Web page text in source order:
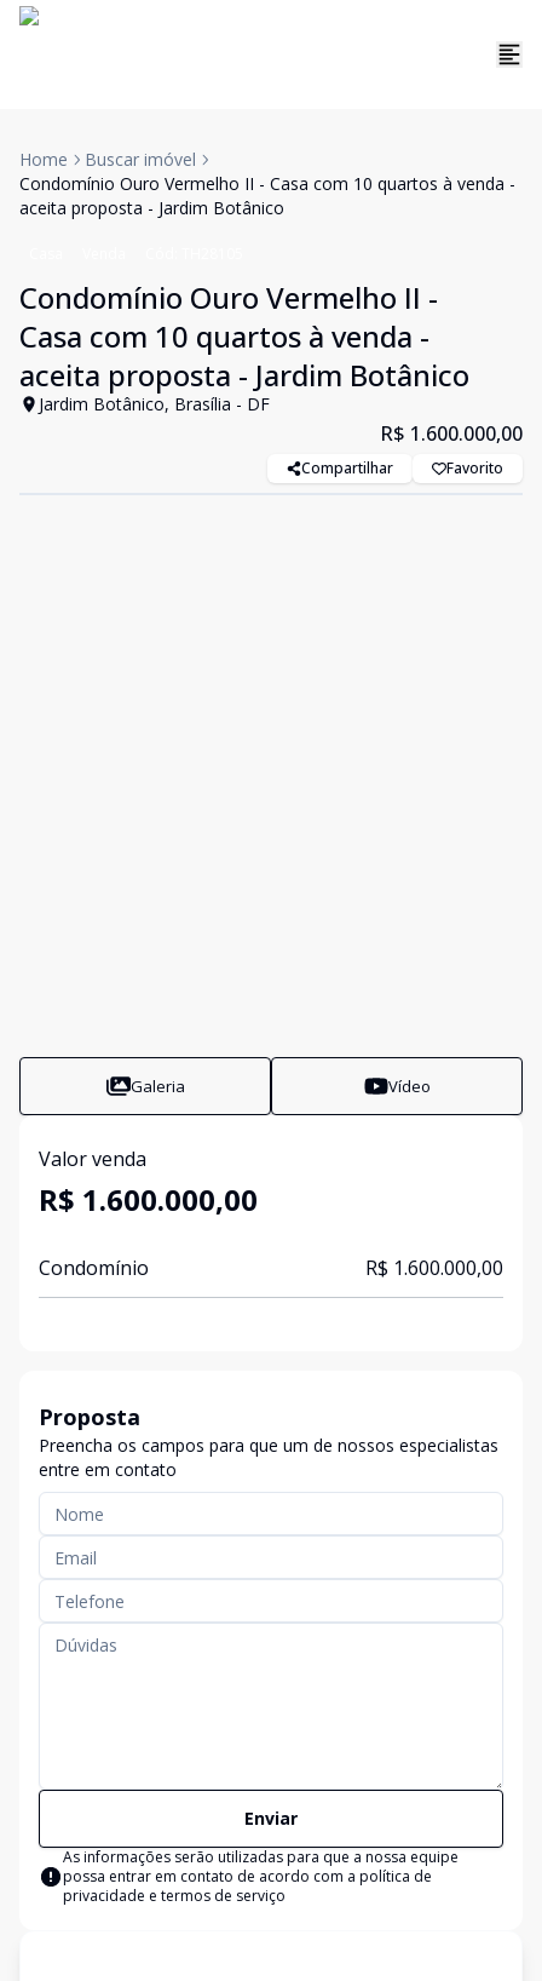
Home
Buscar imóvel
Condomínio Ouro Vermelho II - Casa com 10 quartos à venda -
aceita proposta - Jardim Botânico
Condomínio Ouro Vermelho II -
Casa com 10 quartos à venda -
aceita proposta - Jardim Botânico
Jardim Botânico, Brasília - DF
R$ 1.600.000,00
Compartilhar Favorito
Galeria Vídeo
Valor venda
R$ 1.600.000,00
Condomínio R$ 1.600.000,00
Proposta
Preencha os campos para que um de nossos especialistas
entre em contato
Enviar
As informações serão utilizadas para que a nossa equipe
possa entrar em contato de acordo com a política de
privacidade e termos de serviço